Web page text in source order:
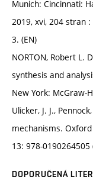
Munich: Cincinnati:
2019, xvi, 204 stran
3. (EN)
NORTON, Robert L.
synthesis and
New York: McGraw-
Ulicker, J. J.,
mechanisms.
13: 978-0190264505
DOPORUČENÁ